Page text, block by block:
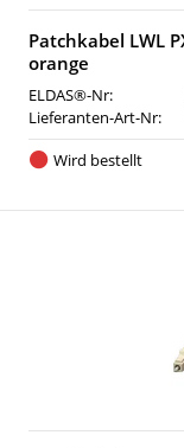
Patchkabel LWL
orange
ELDAS®-Nr:
Lieferanten-Art-Nr:
Wird bestellt